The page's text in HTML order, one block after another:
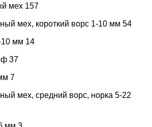
мех 157
мех, короткий ворс 1-10 мм 54
10 мм 14
37
7
мех, средний ворс, норка 5-22